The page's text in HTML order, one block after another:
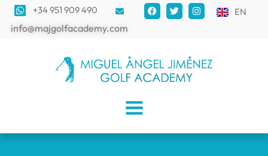
+34 951 909 490
info@majgolfacademy.com
EN